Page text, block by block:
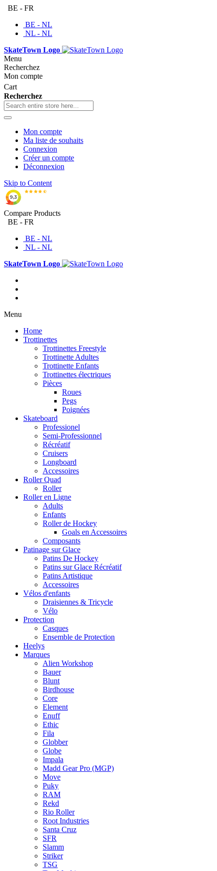
BE - FR
BE - NL
NL - NL
SkateTown Logo
Menu
Recherchez
Mon compte
Cart
Recherchez
Mon compte
Ma liste de souhaits
Connexion
Créer un compte
Déconnexion
Skip to Content
Compare Products
BE - FR
BE - NL
NL - NL
SkateTown Logo
Menu
Home
Trottinettes
Trottinettes Freestyle
Trottinette Adultes
Trottinette Enfants
Trottinettes électriques
Pièces
Roues
Pegs
Poignées
Skateboard
Professionel
Semi-Professionnel
Récréatif
Cruisers
Longboard
Accessoires
Roller Quad
Roller
Roller en Ligne
Adults
Enfants
Roller de Hockey
Goals en Accessoires
Composants
Patinage sur Glace
Patins De Hockey
Patins sur Glace Récréatif
Patins Artistique
Accessoires
Vélos d'enfants
Draisiennes & Tricycle
Vélo
Protection
Casques
Ensemble de Protection
Heelys
Marques
Alien Workshop
Bauer
Blunt
Birdhouse
Core
Element
Enuff
Ethic
Fila
Globber
Globe
Impala
Madd Gear Pro (MGP)
Move
Puky
RAM
Rekd
Rio Roller
Root Industries
Santa Cruz
SFR
Slamm
Striker
TSG